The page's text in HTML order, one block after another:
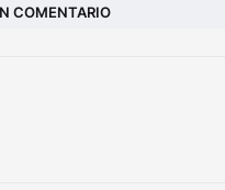
COMENTARIO